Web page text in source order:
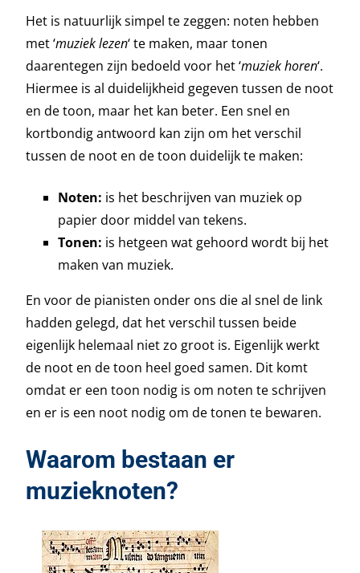
Het is natuurlijk simpel te zeggen: noten hebben
met ‘muziek lezen‘ te maken, maar tonen
daarentegen zijn bedoeld voor het ‘muziek horen‘.
Hiermee is al duidelijkheid gegeven tussen de noot
en de toon, maar het kan beter. Een snel en
kortbondig antwoord kan zijn om het verschil
tussen de noot en de toon duidelijk te maken:
Noten: is het beschrijven van muziek op
papier door middel van tekens.
Tonen: is hetgeen wat gehoord wordt bij het
maken van muziek.
En voor de pianisten onder ons die al snel de link
hadden gelegd, dat het verschil tussen beide
eigenlijk helemaal niet zo groot is. Eigenlijk werkt
de noot en de toon heel goed samen. Dit komt
omdat er een toon nodig is om noten te schrijven
en er is een noot nodig om de tonen te bewaren.
Waarom bestaan er
muzieknoten?